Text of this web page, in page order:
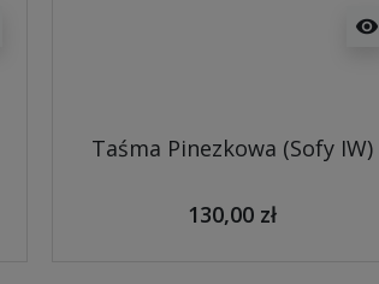
visibility
Taśma Pinezkowa (Sofy IW)
130,00 zł